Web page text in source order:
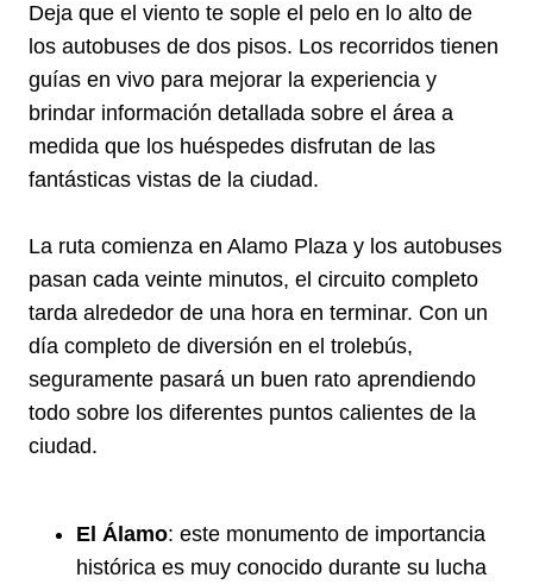
Deja que el viento te sople el pelo en lo alto de
los autobuses de dos pisos. Los recorridos tienen
guías en vivo para mejorar la experiencia y
brindar información detallada sobre el área a
medida que los huéspedes disfrutan de las
fantásticas vistas de la ciudad.
La ruta comienza en Alamo Plaza y los autobuses
pasan cada veinte minutos, el circuito completo
tarda alrededor de una hora en terminar. Con un
día completo de diversión en el trolebús,
seguramente pasará un buen rato aprendiendo
todo sobre los diferentes puntos calientes de la
ciudad.
El Álamo: este monumento de importancia
histórica es muy conocido durante su lucha